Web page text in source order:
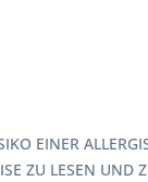
EINER
ZU LESEN